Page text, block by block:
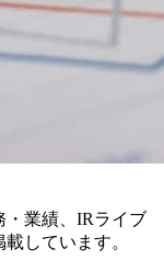
・業績、IRライブ
しています。